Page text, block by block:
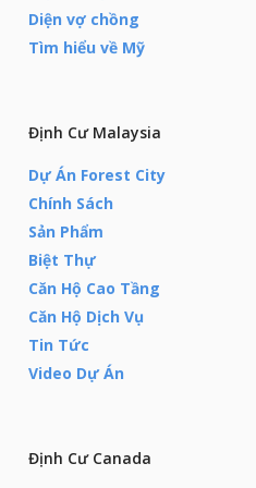
Diện vợ chồng
Tìm hiểu về Mỹ
Định Cư Malaysia
Dự Án Forest City
Chính Sách
Sản Phẩm
Biệt Thự
Căn Hộ Cao Tầng
Căn Hộ Dịch Vụ
Tin Tức
Video Dự Án
Định Cư Canada